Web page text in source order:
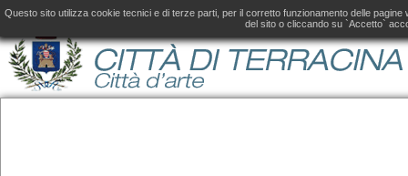
Questo sito utilizza cookie tecnici e di terze parti, per il corretto funzionamento delle
del sito o cliccando su `Accetto`